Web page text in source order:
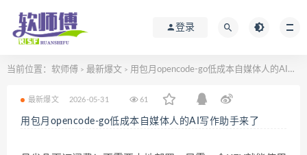
登录
当前位置： 软师傅 > 最新爆文 > 用包月opencode-go低成本自媒体人的AI写作助手来了
最新爆文 2026-05-31 61
用包月opencode-go低成本自媒体人的AI写作助手来了